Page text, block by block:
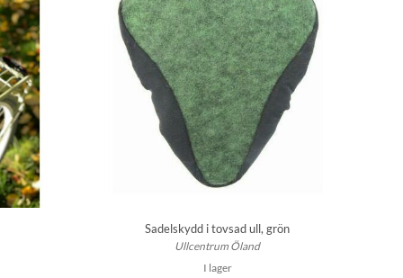
Sadelskydd i tovsad ull, grön
Ullcentrum Öland
I lager